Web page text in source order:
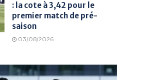
: la cote à 3,42 pour le
premier match de pré-
saison
03/08/2026